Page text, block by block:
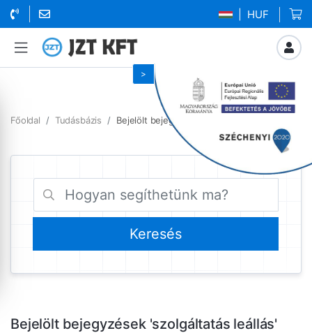
| HUF
Főoldal Tudásbázis Bejelölt bejegyzések szolgáltatás leállás
Bejelölt bejegyzések 'szolgáltatás leállás'